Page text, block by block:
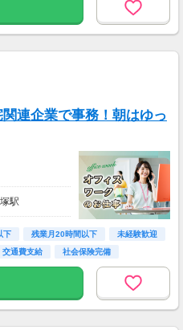
連企業で事務！朝はゆっ
駅
下 残業月20時間以下
未経験歓迎
交通費支給 社会保険完備